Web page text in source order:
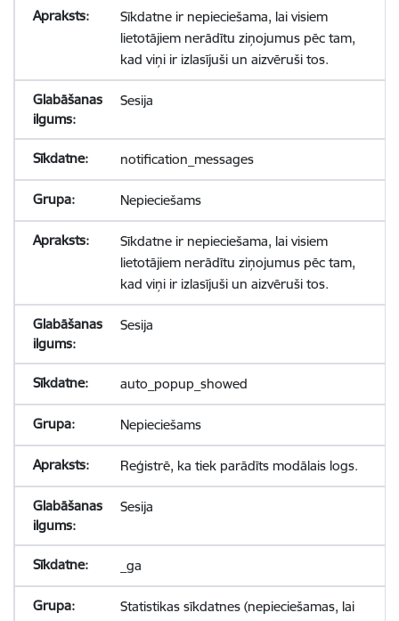
Sīkdatne ir nepieciešama, lai visiem
lietotājiem nerādītu ziņojumus pēc tam,
kad viņi ir izlasījuši un aizvēruši tos.
Sesija
notification_messages
Nepieciešams
Sīkdatne ir nepieciešama, lai visiem
lietotājiem nerādītu ziņojumus pēc tam,
kad viņi ir izlasījuši un aizvēruši tos.
Sesija
auto_popup_showed
Nepieciešams
Reģistrē, ka tiek parādīts modālais logs.
Sesija
_ga
Statistikas sīkdatnes (nepieciešamas, lai